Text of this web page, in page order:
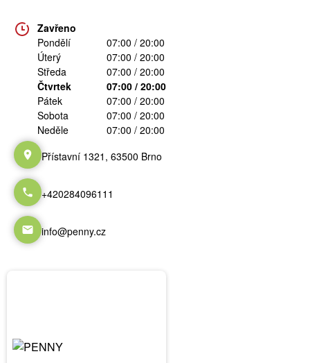
Zavřeno
Pondělí
07:00 / 20:00
Úterý
07:00 / 20:00
Středa
07:00 / 20:00
Čtvrtek
07:00 / 20:00
Pátek
07:00 / 20:00
Sobota
07:00 / 20:00
Neděle
07:00 / 20:00
Přístavní 1321, 63500 Brno
+420284096111
info@penny.cz